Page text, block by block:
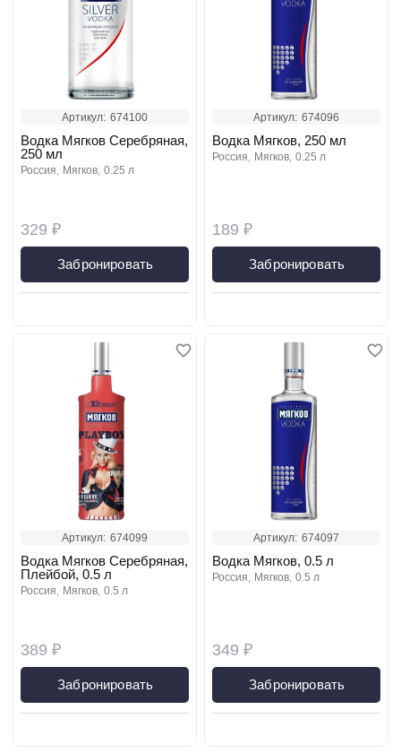
Артикул: 674100
329 ₽
Водка Мягков Серебряная,
250 мл
россия мягков 0.25 л
Забронировать
Артикул: 674096
189 ₽
Водка Мягков, 250 мл
россия мягков 0.25 л
Забронировать
Артикул: 674099
389 ₽
Водка Мягков Серебряная,
Плейбой, 0.5 л
россия мягков 0.5 л
Забронировать
Артикул: 674097
349 ₽
Водка Мягков, 0.5 л
россия мягков 0.5 л
Забронировать